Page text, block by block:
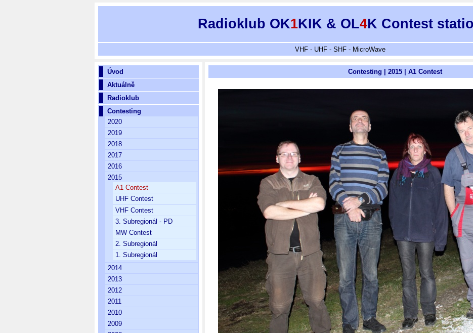
Radioklub OK1KIK & OL4K Contest
VHF - UHF - SHF - MicroWave
Úvod
Aktuálně
Radioklub
Contesting
2020
2019
2018
2017
2016
2015
A1 Contest
UHF Contest
VHF Contest
3. Subregionál - PD
MW Contest
2. Subregionál
1. Subregionál
2014
2013
2012
2011
2010
2009
Contesting | 2015 | A1 Contest